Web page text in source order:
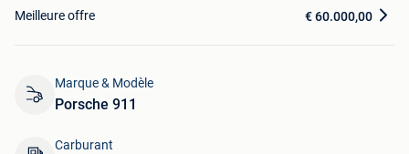
Marque & Modèle
Porsche 911
Carburant
Meilleure offre € 60.000,00